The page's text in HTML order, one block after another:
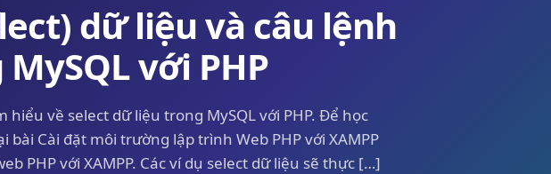
dữ liệu và câu lệnh
với PHP
hiểu về select dữ liệu trong MySQL với PHP. Để học
bài Cài đặt môi trường lập trình Web PHP với XAMPP
PHP với XAMPP. Các ví dụ select dữ liệu sẽ thực […]